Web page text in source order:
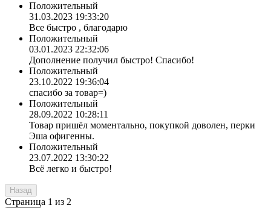
Положительный
31.03.2023 19:33:20
Все быстро , благодарю
Положительный
03.01.2023 22:32:06
Дополнение получил быстро! Спасибо!
Положительный
23.10.2022 19:36:04
спасибо за товар=)
Положительный
28.09.2022 10:28:11
Товар пришёл моментально, покупкой доволен, перки
Эша офигенны.
Положительный
23.07.2022 13:30:22
Всё легко и быстро!
Назад
Страница 1 из 2